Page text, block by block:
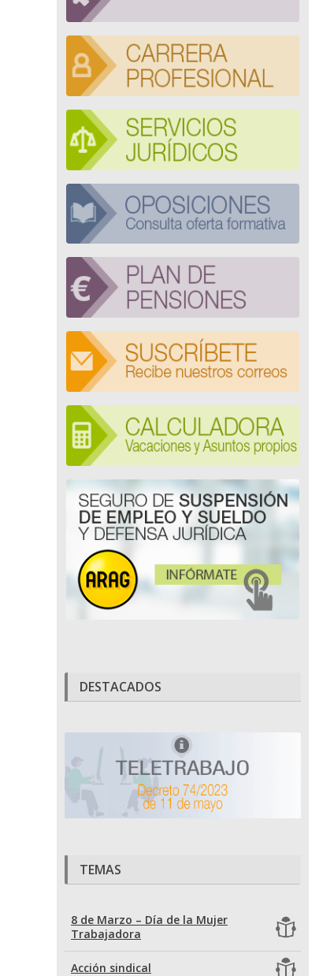
DESTACADOS
TEMAS
8 de Marzo – Día de la Mujer
Trabajadora
Acción sindical